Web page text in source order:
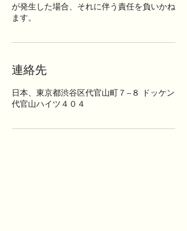
が発生した場合、それに伴う責任を負いかね
ます。
連絡先
日本、東京都渋谷区代官山町７−８ ドッケン
代官山ハイツ４０４